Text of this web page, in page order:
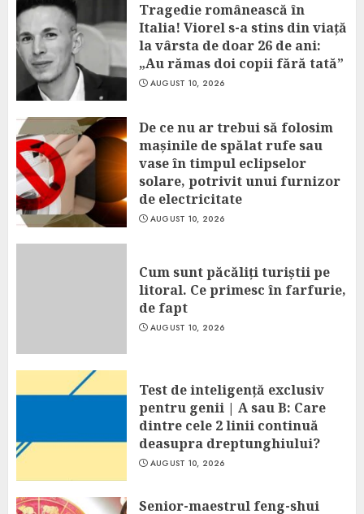
Tragedie românească în
Italia! Viorel s-a stins din viață
la vârsta de doar 26 de ani:
„Au rămas doi copii fără tată”
AUGUST 10, 2026
De ce nu ar trebui să folosim
mașinile de spălat rufe sau
vase în timpul eclipselor
solare, potrivit unui furnizor
de electricitate
AUGUST 10, 2026
Cum sunt păcăliți turiștii pe
litoral. Ce primesc în farfurie,
de fapt
AUGUST 10, 2026
Test de inteligență exclusiv
pentru genii | A sau B: Care
dintre cele 2 linii continuă
deasupra dreptunghiului?
AUGUST 10, 2026
Senior-maestrul feng-shui